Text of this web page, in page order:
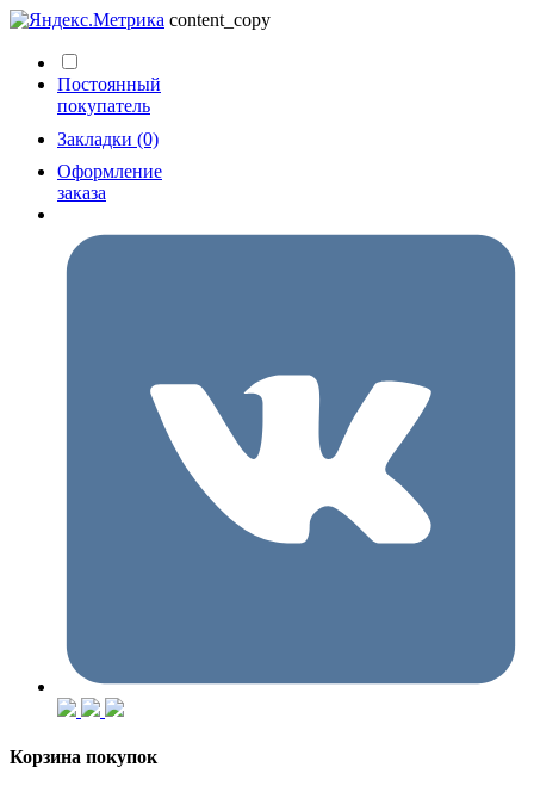
content_copy
Постоянный
покупатель
Закладки (0)
Оформление
заказа
Корзина покупок